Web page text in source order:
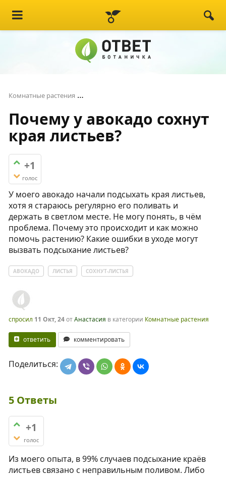
Комнатные растения
Почему у авокадо сохнут
края листьев?
+1
голос
У моего авокадо начали подсыхать края листьев,
хотя я стараюсь регулярно его поливать и
держать в светлом месте. Не могу понять, в чём
проблема. Почему это происходит и как можно
помочь растению? Какие ошибки в уходе могут
вызвать подсыхание листьев?
АВОКАДО ЛИСТЬЯ СОХНУТ-ЛИСТЬЯ
спросил 11 Окт, 24отАнастасия в категории Комнатные растения
ответить комментировать
Поделиться:
5 Ответы
+1
голос
Из моего опыта, в 99% случаев подсыхание краёв
листьев связано с неправильным поливом. Либо